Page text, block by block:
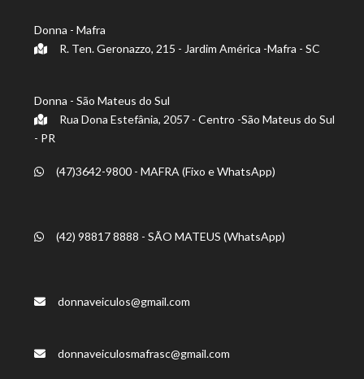
R. Ten. Geronazzo, 215 - Jardim América -Mafra - SC
Donna - Mafra
Rua Dona Estefânia, 2057 - Centro -São Mateus do Sul
- PR
Donna - São Mateus do Sul
(47)3642-9800 - MAFRA (Fixo e WhatsApp)
(42) 98817 8888 - SÃO MATEUS (WhatsApp)
donnaveiculos@gmail.com
donnaveiculosmafrasc@gmail.com